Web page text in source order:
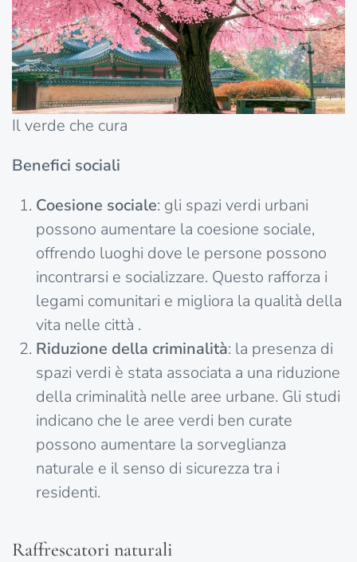
Il verde che cura
Benefici sociali
Coesione sociale: gli spazi verdi urbani
possono aumentare la coesione sociale,
offrendo luoghi dove le persone possono
incontrarsi e socializzare. Questo rafforza i
legami comunitari e migliora la qualità della
vita nelle città .
Riduzione della criminalità: la presenza di
spazi verdi è stata associata a una riduzione
della criminalità nelle aree urbane. Gli studi
indicano che le aree verdi ben curate
possono aumentare la sorveglianza
naturale e il senso di sicurezza tra i
residenti.
Raffrescatori naturali